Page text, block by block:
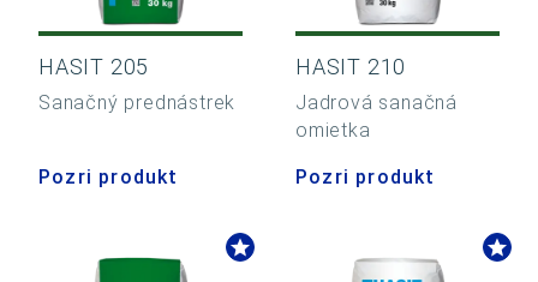
HASIT 205
Sanačný prednástrek
Pozri produkt
HASIT 210
Jadrová sanačná
omietka
Pozri produkt